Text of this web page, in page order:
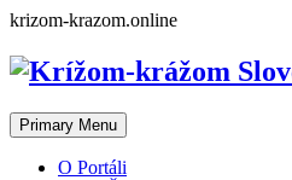
Skip
content
krizom-krazom.online
Primary Menu
O Portáli